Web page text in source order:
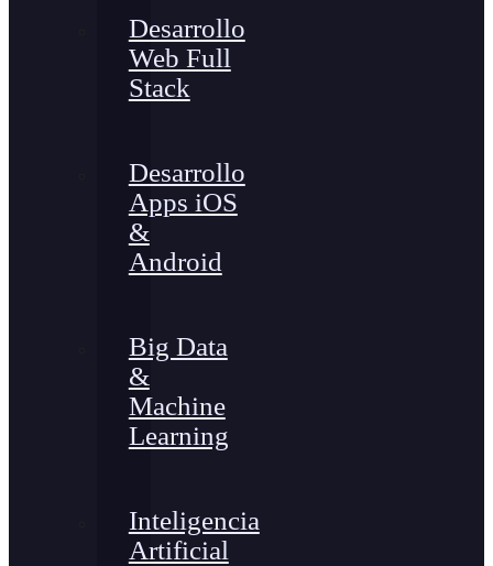
Desarrollo
Web Full
Stack
Desarrollo
Apps iOS
&
Android
Big Data
&
Machine
Learning
Inteligencia
Artificial